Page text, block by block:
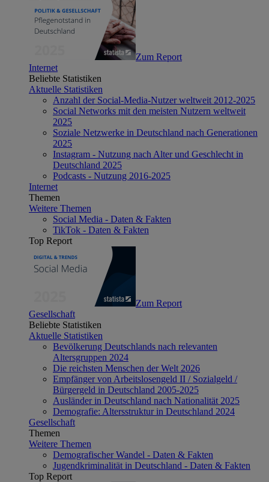
Zum Report
Internet
Beliebte Statistiken
Aktuelle Statistiken
Anzahl der Social-Media-Nutzer weltweit 2012-2025
Social Networks mit den meisten Nutzern weltweit
2025
Soziale Netzwerke in Deutschland nach Generationen
2025
Instagram - Nutzung nach Alter und Geschlecht in
Deutschland 2025
Podcasts - Nutzung 2016-2025
Internet
Themen
Weitere Themen
Social Media - Daten & Fakten
TikTok - Daten & Fakten
Top Report
Zum Report
Gesellschaft
Beliebte Statistiken
Aktuelle Statistiken
Bevölkerung Deutschlands nach relevanten
Altersgruppen 2024
Die reichsten Menschen der Welt 2026
Empfänger von Arbeitslosengeld II / Sozialgeld /
Bürgergeld in Deutschland 2005-2025
Ausländer in Deutschland nach Nationalität 2025
Demografie: Altersstruktur in Deutschland 2024
Gesellschaft
Themen
Weitere Themen
Demografischer Wandel - Daten & Fakten
Jugendkriminalität in Deutschland - Daten & Fakten
Top Report